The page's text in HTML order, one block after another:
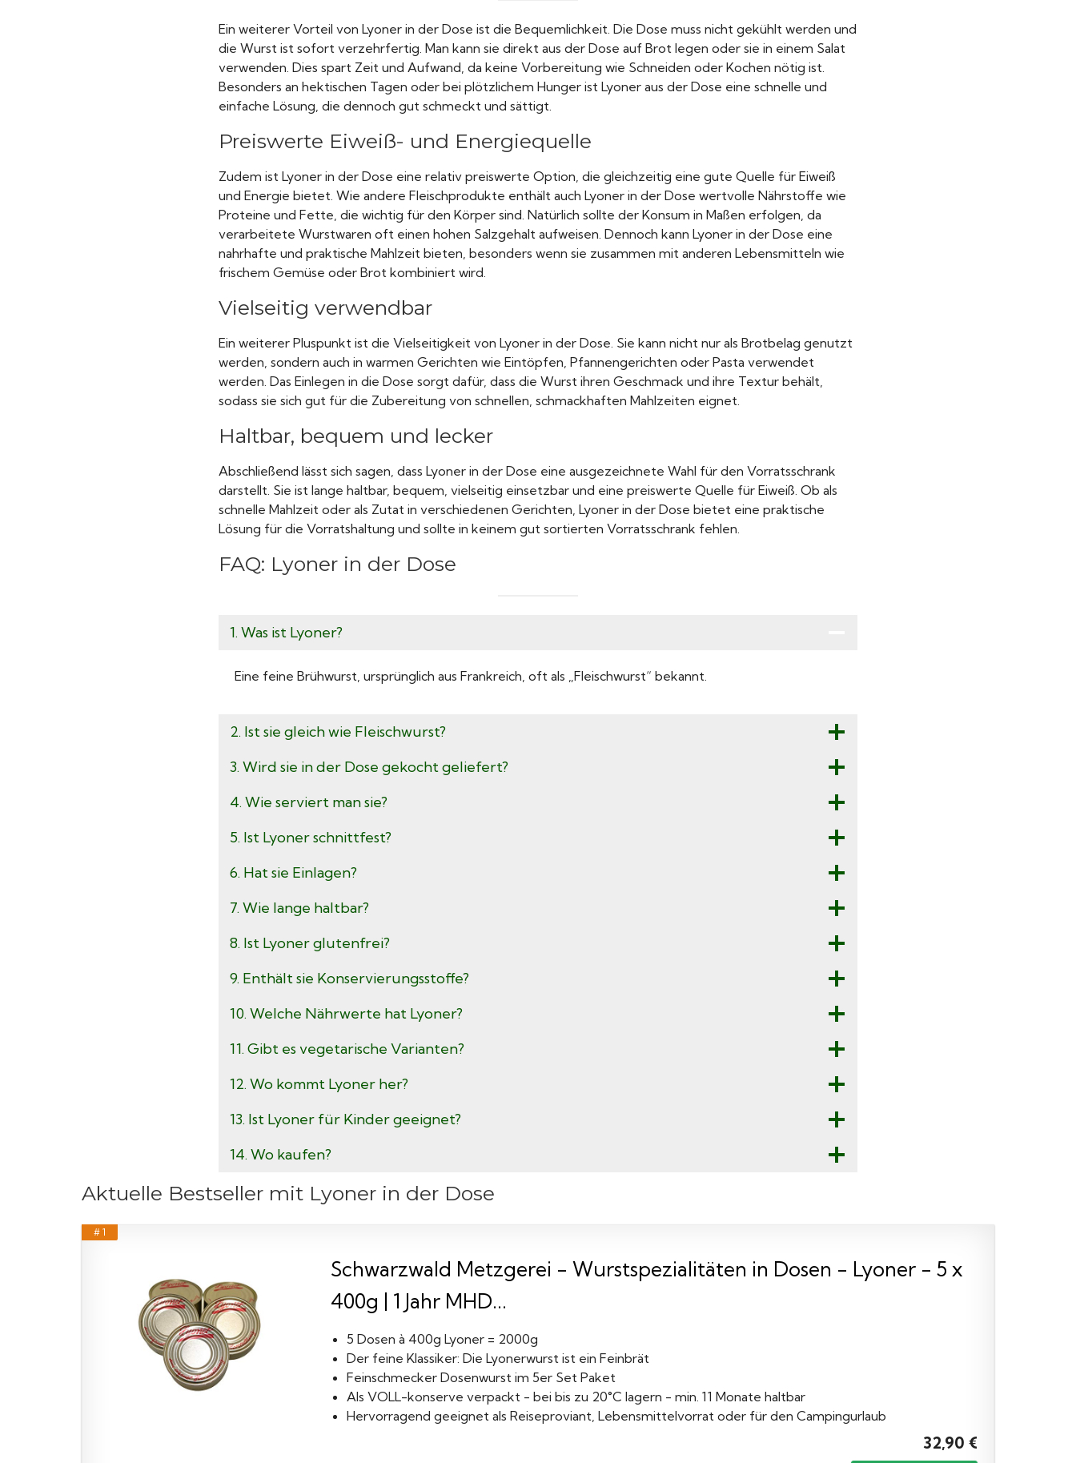
Ein weiterer Vorteil von Lyoner in der Dose ist die Bequemlichkeit. Die Dose muss nicht gekühlt werden und
die Wurst ist sofort verzehrfertig. Man kann sie direkt aus der Dose auf Brot legen oder sie in einem Salat
verwenden. Dies spart Zeit und Aufwand, da keine Vorbereitung wie Schneiden oder Kochen nötig ist.
Besonders an hektischen Tagen oder bei plötzlichem Hunger ist Lyoner aus der Dose eine schnelle und
einfache Lösung, die dennoch gut schmeckt und sättigt.
Preiswerte Eiweiß- und Energiequelle
Zudem ist Lyoner in der Dose eine relativ preiswerte Option, die gleichzeitig eine gute Quelle für Eiweiß
und Energie bietet. Wie andere Fleischprodukte enthält auch Lyoner in der Dose wertvolle Nährstoffe wie
Proteine und Fette, die wichtig für den Körper sind. Natürlich sollte der Konsum in Maßen erfolgen, da
verarbeitete Wurstwaren oft einen hohen Salzgehalt aufweisen. Dennoch kann Lyoner in der Dose eine
nahrhafte und praktische Mahlzeit bieten, besonders wenn sie zusammen mit anderen Lebensmitteln wie
frischem Gemüse oder Brot kombiniert wird.
Vielseitig verwendbar
Ein weiterer Pluspunkt ist die Vielseitigkeit von Lyoner in der Dose. Sie kann nicht nur als Brotbelag genutzt
werden, sondern auch in warmen Gerichten wie Eintöpfen, Pfannengerichten oder Pasta verwendet
werden. Das Einlegen in die Dose sorgt dafür, dass die Wurst ihren Geschmack und ihre Textur behält,
sodass sie sich gut für die Zubereitung von schnellen, schmackhaften Mahlzeiten eignet.
Haltbar, bequem und lecker
Abschließend lässt sich sagen, dass Lyoner in der Dose eine ausgezeichnete Wahl für den Vorratsschrank
darstellt. Sie ist lange haltbar, bequem, vielseitig einsetzbar und eine preiswerte Quelle für Eiweiß. Ob als
schnelle Mahlzeit oder als Zutat in verschiedenen Gerichten, Lyoner in der Dose bietet eine praktische
Lösung für die Vorratshaltung und sollte in keinem gut sortierten Vorratsschrank fehlen.
FAQ: Lyoner in der Dose
1. Was ist Lyoner?
Eine feine Brühwurst, ursprünglich aus Frankreich, oft als „Fleischwurst“ bekannt.
2. Ist sie gleich wie Fleischwurst?
3. Wird sie in der Dose gekocht geliefert?
4. Wie serviert man sie?
5. Ist Lyoner schnittfest?
6. Hat sie Einlagen?
7. Wie lange haltbar?
8. Ist Lyoner glutenfrei?
9. Enthält sie Konservierungsstoffe?
10. Welche Nährwerte hat Lyoner?
11. Gibt es vegetarische Varianten?
12. Wo kommt Lyoner her?
13. Ist Lyoner für Kinder geeignet?
14. Wo kaufen?
Aktuelle Bestseller mit Lyoner in der Dose
# 1
Schwarzwald Metzgerei - Wurstspezialitäten in Dosen - Lyoner - 5 x
400g | 1 Jahr MHD...
5 Dosen à 400g Lyoner = 2000g
Der feine Klassiker: Die Lyonerwurst ist ein Feinbrät
Feinschmecker Dosenwurst im 5er Set Paket
Als VOLL-konserve verpackt - bei bis zu 20°C lagern - min. 11 Monate haltbar
Hervorragend geeignet als Reiseproviant, Lebensmittelvorrat oder für den Campingurlaub
32,90 €